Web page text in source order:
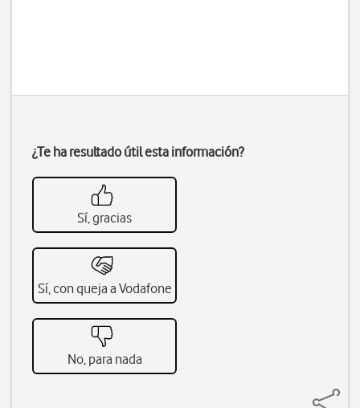
¿Te ha resultado útil esta información?
Sí, gracias
Sí, con queja a Vodafone
No, para nada